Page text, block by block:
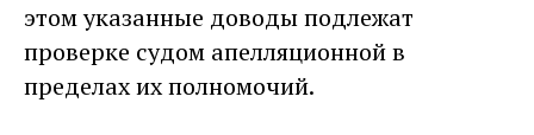
этом указанные доводы подлежат
проверке судом апелляционной в
пределах их полномочий.